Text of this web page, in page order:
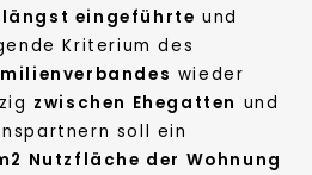
eingeführte und
Kriterium des
wieder
zwischen Ehegatten und
soll ein
2 Nutzfläche der Wohnung